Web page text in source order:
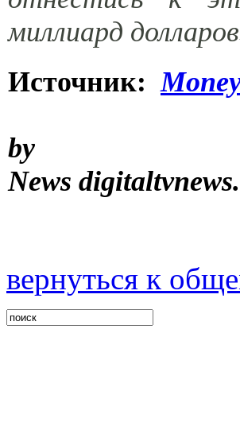
миллиард
Источник:
by
News
вернуться к